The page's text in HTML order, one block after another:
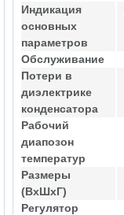
Индикация
основных
параметров
Обслуживание
Потери в
диэлектрике
конденсатора
Рабочий
диапозон
температур
Размеры
(ВхШхГ)
Регулятор